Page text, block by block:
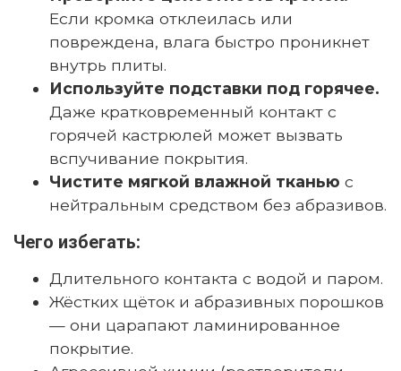
Если кромка отклеилась или
повреждена, влага быстро проникнет
внутрь плиты.
Используйте подставки под горячее.
Даже кратковременный контакт с
горячей кастрюлей может вызвать
вспучивание покрытия.
Чистите мягкой влажной тканью с
нейтральным средством без абразивов.
Чего избегать:
Длительного контакта с водой и паром.
Жёстких щёток и абразивных порошков
— они царапают ламинированное
покрытие.